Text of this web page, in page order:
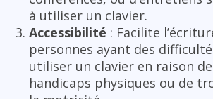
à utiliser un clavier.
Accessibilité : Facilite
personnes ayant des
utiliser un clavier en raison de
handicaps physiques ou de